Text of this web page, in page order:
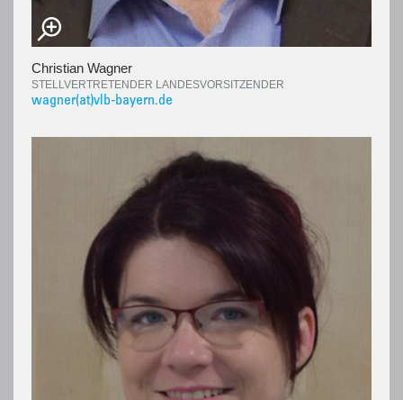
Christian Wagner
STELLVERTRETENDER LANDESVORSITZENDER
wagner(at)vlb-bayern.de